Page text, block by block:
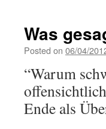
Was
Posted on 06/04/
“Warum
Ende als